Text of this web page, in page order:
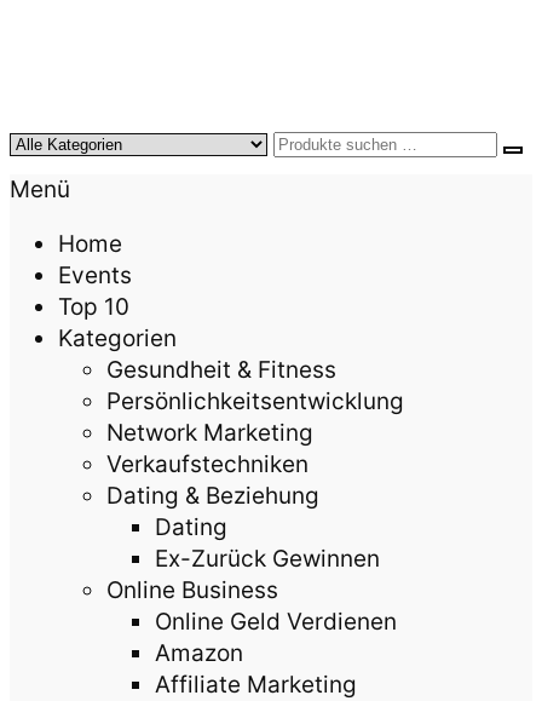
KursTipps.de
Weil Weiterbildung die beste Investition für mehr
Lebensqualität ist.
Menü
Home
Events
Top 10
Kategorien
Gesundheit & Fitness
Persönlichkeitsentwicklung
Network Marketing
Verkaufstechniken
Dating & Beziehung
Dating
Ex-Zurück Gewinnen
Online Business
Online Geld Verdienen
Amazon
Affiliate Marketing